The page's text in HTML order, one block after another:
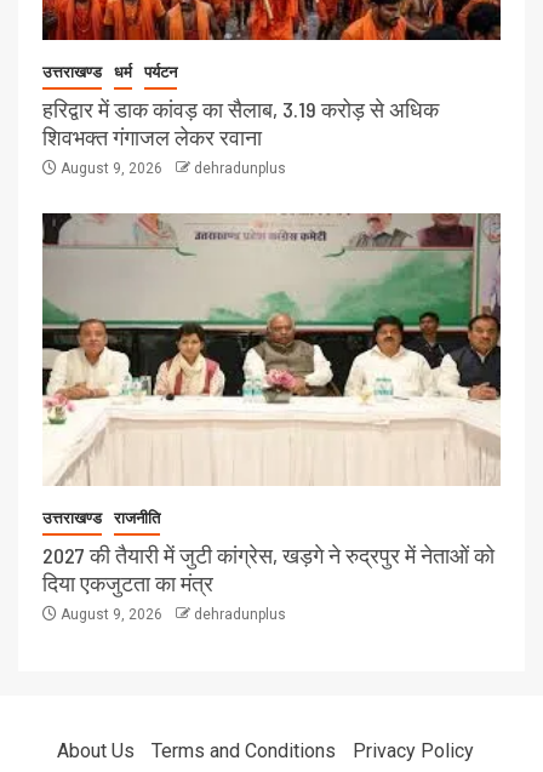
उत्तराखण्ड धर्म पर्यटन
हरिद्वार में डाक कांवड़ का सैलाब, 3.19 करोड़ से अधिक
शिवभक्त गंगाजल लेकर रवाना
August 9, 2026 dehradunplus
उत्तराखण्ड राजनीति
2027 की तैयारी में जुटी कांग्रेस, खड़गे ने रुद्रपुर में नेताओं को
दिया एकजुटता का मंत्र
August 9, 2026 dehradunplus
About Us Terms and Conditions
Privacy Policy